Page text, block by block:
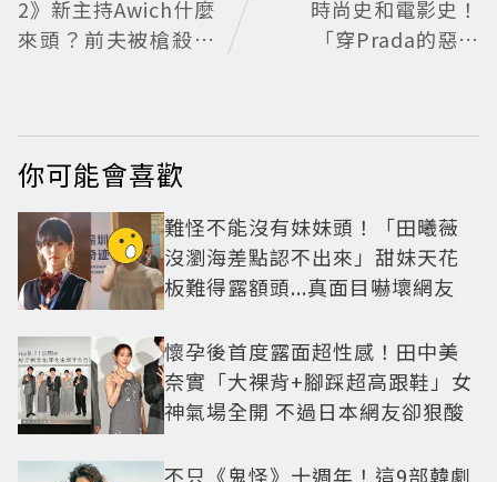
2》新主持Awich什麼
來頭？前夫被槍殺、
時尚史和電影史！
「穿Prada的惡魔
你可能會喜歡
難怪不能沒有妹妹頭！「田曦薇
沒瀏海差點認不出來」甜妹天花
板難得露額頭...真面目嚇壞網友
懷孕後首度露面超性感！田中美
奈實「大裸背+腳踩超高跟鞋」女
神氣場全開 不過日本網友卻狠酸
不只《鬼怪》十週年！這9部韓劇